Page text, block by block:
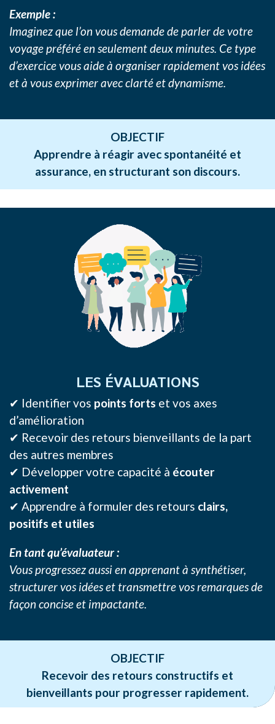
Exemple :
Imaginez que l’on vous demande de parler de votre
voyage préféré en seulement deux minutes. Ce type
d’exercice vous aide à organiser rapidement vos idées
et à vous exprimer avec clarté et dynamisme.
OBJECTIF
Apprendre à réagir avec spontanéité et
assurance, en structurant son discours.
LES ÉVALUATIONS
✔ Identifier vos points forts et vos axes
d’amélioration
✔ Recevoir des retours bienveillants de la part
des autres membres
✔ Développer votre capacité à écouter
activement
✔ Apprendre à formuler des retours clairs,
positifs et utiles
En tant qu’évaluateur :
Vous progressez aussi en apprenant à synthétiser,
structurer vos idées et transmettre vos remarques de
façon concise et impactante.
OBJECTIF
Recevoir des retours constructifs et
bienveillants pour progresser rapidement.